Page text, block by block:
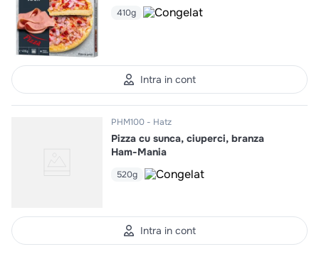
410g
Intra in cont
PHM100 Hatz
Pizza cu sunca, ciuperci, branza
Ham-Mania
520g
Intra in cont